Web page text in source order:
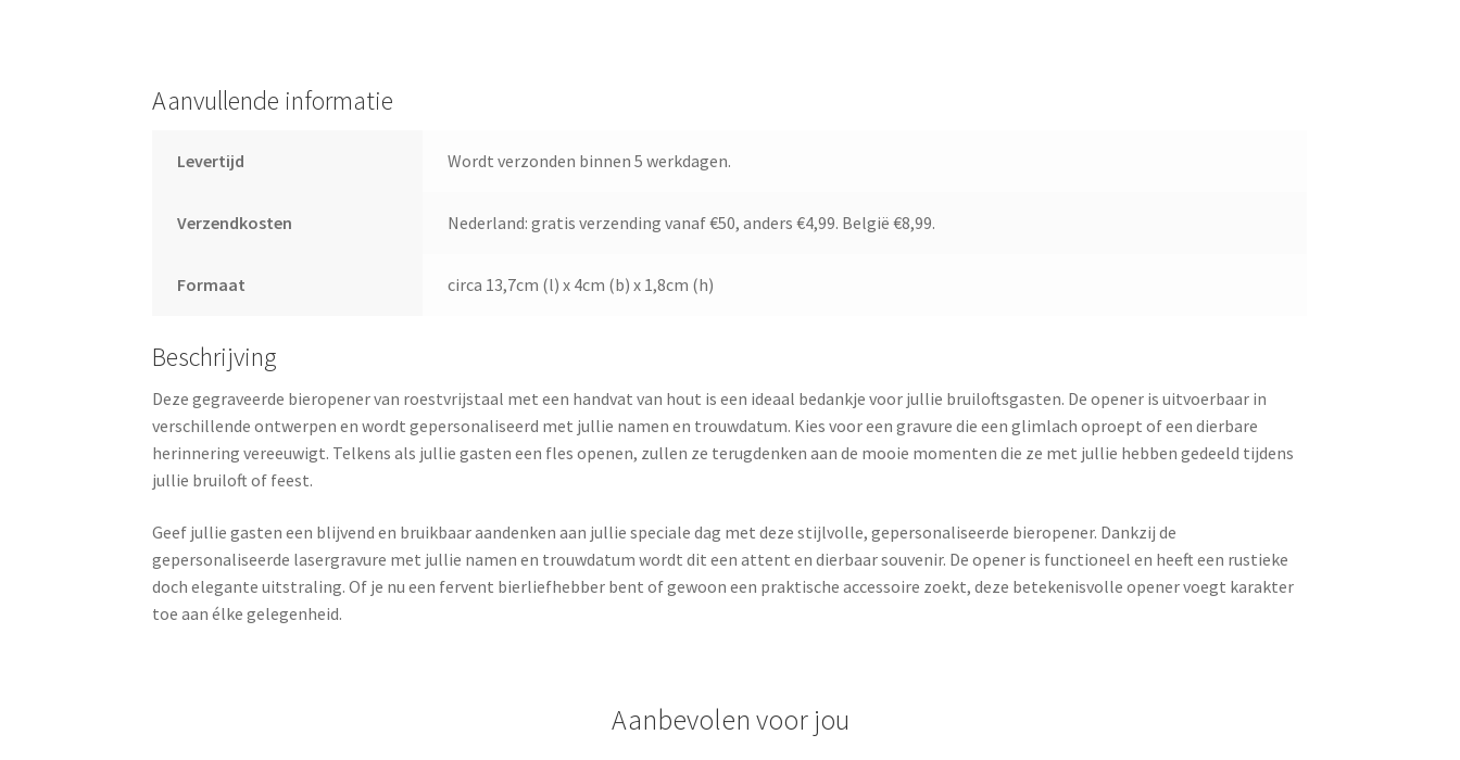
Aanvullende informatie
Levertijd Wordt verzonden binnen 5 werkdagen.
Verzendkosten Nederland: gratis verzending vanaf €50, anders €4,99. België €8,99.
Formaat circa 13,7cm (l) x 4cm (b) x 1,8cm (h)
Beschrijving
Deze gegraveerde bieropener van roestvrijstaal met een handvat van hout is een ideaal bedankje voor jullie bruiloftsgasten. De opener is uitvoerbaar in
verschillende ontwerpen en wordt gepersonaliseerd met jullie namen en trouwdatum. Kies voor een gravure die een glimlach oproept of een dierbare
herinnering vereeuwigt. Telkens als jullie gasten een fles openen, zullen ze terugdenken aan de mooie momenten die ze met jullie hebben gedeeld tijdens
jullie bruiloft of feest.
Geef jullie gasten een blijvend en bruikbaar aandenken aan jullie speciale dag met deze stijlvolle, gepersonaliseerde bieropener. Dankzij de
gepersonaliseerde lasergravure met jullie namen en trouwdatum wordt dit een attent en dierbaar souvenir. De opener is functioneel en heeft een rustieke
doch elegante uitstraling. Of je nu een fervent bierliefhebber bent of gewoon een praktische accessoire zoekt, deze betekenisvolle opener voegt karakter
toe aan élke gelegenheid.
Aanbevolen voor jou